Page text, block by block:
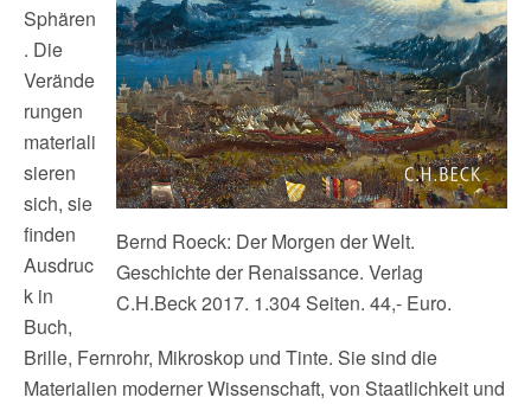
Bernd Roeck: Der Morgen der Welt.
Geschichte der Renaissance. Verlag
C.H.Beck 2017. 1.304 Seiten. 44,- Euro.
Sphären
. Die
Verände
rungen
materiali
sieren
sich, sie
finden
Ausdruc
k in
Buch,
Brille, Fernrohr, Mikroskop und Tinte. Sie sind die
Materialien moderner Wissenschaft, von Staatlichkeit und